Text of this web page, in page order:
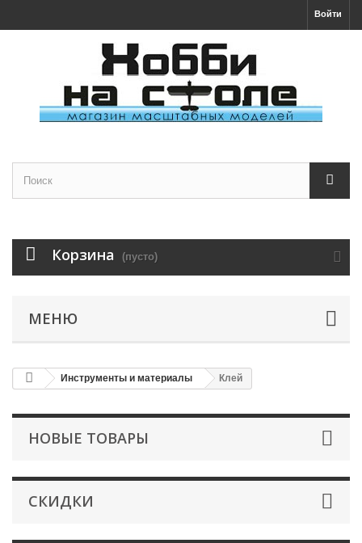
Войти
Корзина (пусто)
МЕНЮ
Инструменты и материалы Клей
НОВЫЕ ТОВАРЫ
СКИДКИ